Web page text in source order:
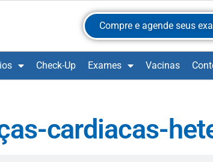
Compre e agende seus
Check-Up Exames Vacinas
cardiacas-